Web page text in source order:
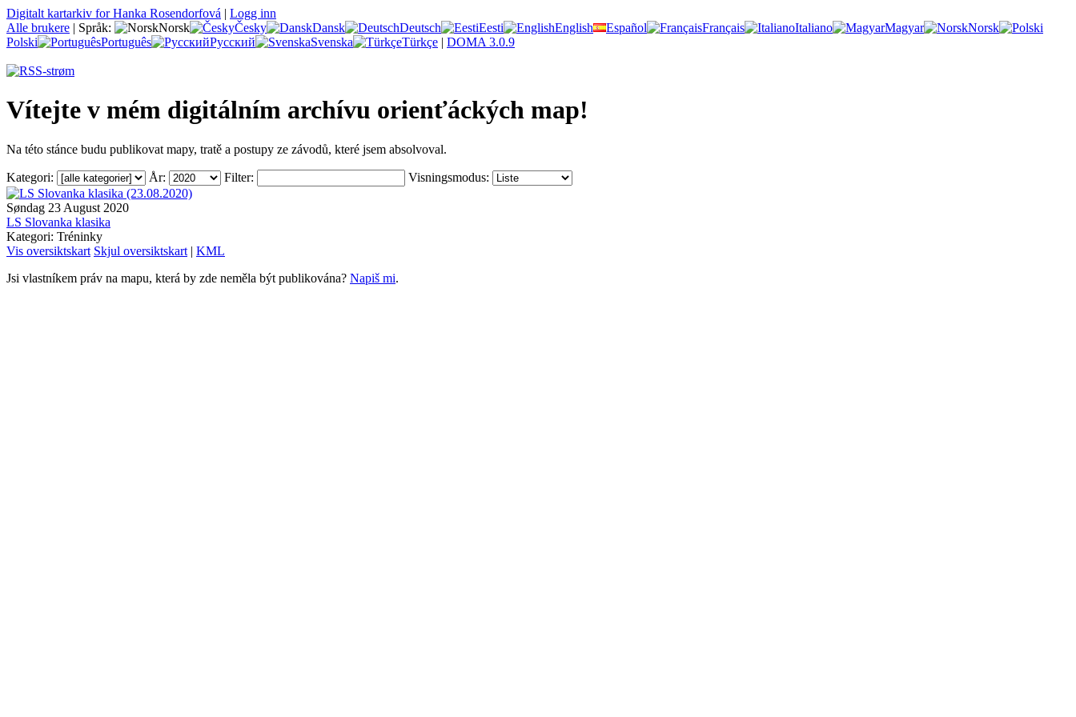
Digitalt kartarkiv for Hanka Rosendorfová | Logg inn
Alle brukere | Språk: Norsk Česky Dansk Deutsch Eesti English Español Français Italiano Magyar
Norsk
Polski
Português Русский Svenska Türkçe | DOMA 3.0.9
Vítejte v mém digitálním archívu orienťáckých map!
Na této stánce budu publikovat mapy, tratě a postupy ze závodů, které jsem absolvoval.
Kategori: År: Filter: Visningsmodus:
Søndag 23 August 2020
LS Slovanka klasika
Kategori: Tréninky
Vis oversiktskart Skjul oversiktskart | KML
Jsi vlastníkem práv na mapu, která by zde neměla být publikována? Napiš mi.